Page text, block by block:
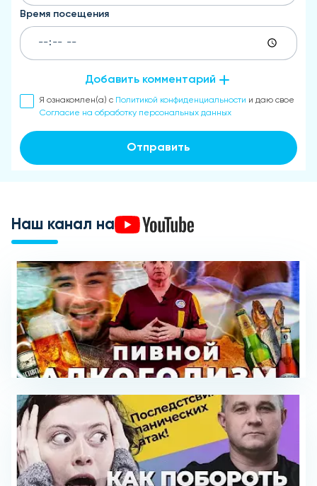
Время посещения
Добавить комментарий
Я ознакомлен(а) с Политикой конфиденциальности и даю свое
Согласие на обработку персональных данных
Отправить
Наш канал на